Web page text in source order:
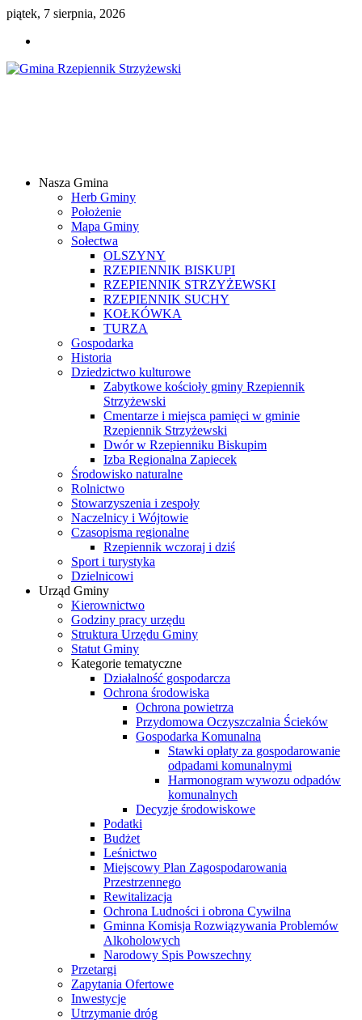
piątek, 7 sierpnia, 2026
Samorządowy
Internetowy
Nasza Gmina
Herb Gminy
Położenie
Mapa Gminy
Sołectwa
OLSZYNY
RZEPIENNIK BISKUPI
RZEPIENNIK STRZYŻEWSKI
RZEPIENNIK SUCHY
KOŁKÓWKA
TURZA
Gospodarka
Historia
Dziedzictwo kulturowe
Zabytkowe kościoły gminy Rzepiennik
Strzyżewski
Cmentarze i miejsca pamięci w gminie
Rzepiennik Strzyżewski
Dwór w Rzepienniku Biskupim
Izba Regionalna Zapiecek
Środowisko naturalne
Rolnictwo
Stowarzyszenia i zespoły
Naczelnicy i Wójtowie
Czasopisma regionalne
Rzepiennik wczoraj i dziś
Sport i turystyka
Dzielnicowi
Urząd Gminy
Kierownictwo
Godziny pracy urzędu
Struktura Urzędu Gminy
Statut Gminy
Kategorie tematyczne
Działalność gospodarcza
Ochrona środowiska
Ochrona powietrza
Przydomowa Oczyszczalnia Ścieków
Gospodarka Komunalna
Stawki opłaty za gospodarowanie
odpadami komunalnymi
Harmonogram wywozu odpadów
komunalnych
Decyzje środowiskowe
Podatki
Budżet
Leśnictwo
Miejscowy Plan Zagospodarowania
Przestrzennego
Rewitalizacja
Ochrona Ludności i obrona Cywilna
Gminna Komisja Rozwiązywania Problemów
Alkoholowych
Narodowy Spis Powszechny
Przetargi
Zapytania Ofertowe
Inwestycje
Utrzymanie dróg